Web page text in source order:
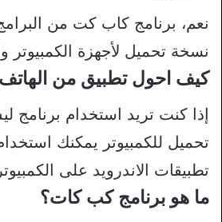
نعم، برنامج كاب كت من
نسخة تحميل لأجهزة الكمبيوتر
كيف احول تطبيق من الهاتف
إذا كنت تريد استخدام برنامج
تحميل للكمبيوتر يمكنك
تطبيقات الاندرويد على
ما هو برنامج كب كات؟